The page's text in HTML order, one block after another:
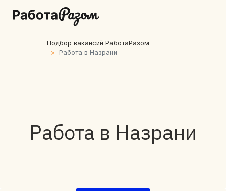
Подбор вакансий РаботаРазом
Работа в Назрани
Работа в Назрани